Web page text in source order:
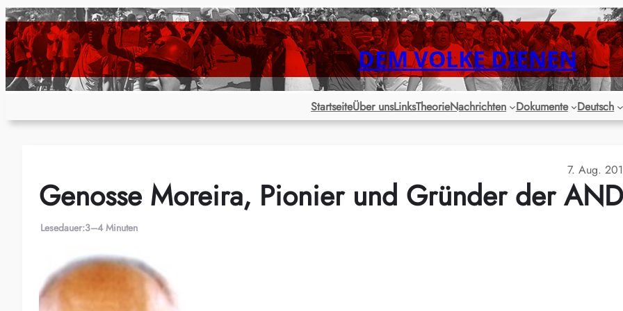
Zum
Inhalt
springen
DEM VOLKE DIENEN
StartseiteÜber unsLinksTheorieNachrichten Dokumente Deutsch
7. Aug.
Genosse Moreira, Pionier und Gründer der AND
Lesedauer:3–4 Minuten